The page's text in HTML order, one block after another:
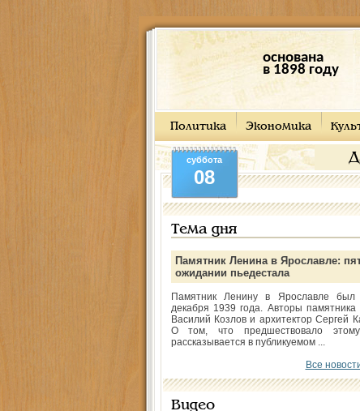
основана
в 1898 году
Политика Экономика
суббота
08
Тема дня
Памятник Ленина в Ярославле:
ожидании пьедестала
Памятник Ленину в Ярославле был
декабря 1939 года. Авторы памятника
Василий Козлов и архитектор Сергей
О том, что предшествовало
рассказывается в публикуемом ...
Все
Видео